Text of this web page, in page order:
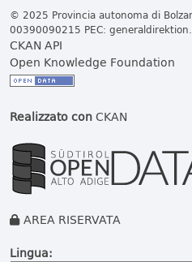
© 2025 Provincia autonoma di
00390090215 PEC:
CKAN API
Open Knowledge Foundation
Realizzato conCKAN
AREA RISERVATA
Lingua